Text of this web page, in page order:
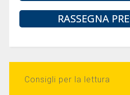
RASSEGNA
Consigli per la lettura